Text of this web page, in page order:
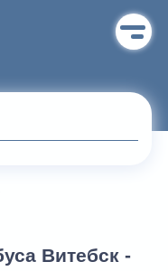
Витебск -